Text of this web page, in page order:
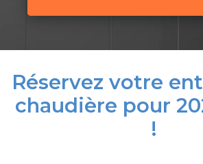
Réservez votre
chaudière pour
!